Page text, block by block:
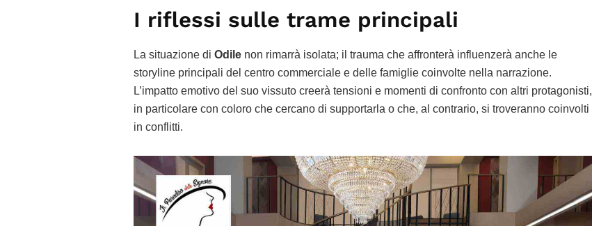
I riflessi sulle trame principali
La situazione di Odile non rimarrà isolata; il trauma che affronterà influenzerà anche le
storyline principali del centro commerciale e delle famiglie coinvolte nella narrazione.
L’impatto emotivo del suo vissuto creerà tensioni e momenti di confronto con altri protagonisti,
in particolare con coloro che cercano di supportarla o che, al contrario, si troveranno coinvolti
in conflitti.